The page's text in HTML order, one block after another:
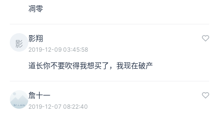
凋零
影
影翔
2019-12-09 03:45:58
道长你不要吹得我想买了，我现在破产
詹十一
2019-12-07 08:22:40